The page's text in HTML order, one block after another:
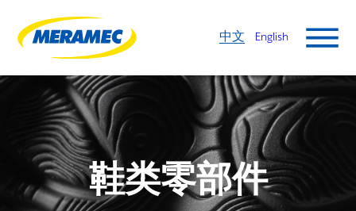
中文 English
鞋类零部件